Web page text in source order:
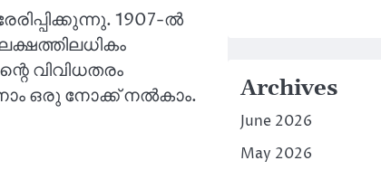
1907-ൽ
വിവിധതരം
ഒരു നോക്ക് നൽകാം.
Archives
June 2026
May 2026